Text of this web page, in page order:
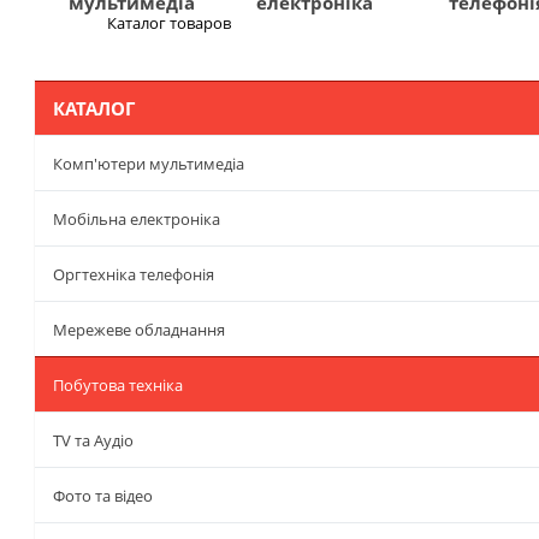
Каталог товаров
КАТАЛОГ
Комп'ютери мультимедіа
Мобільна електроніка
Оргтехніка телефонія
Мережеве обладнання
Побутова техніка
TV та Аудіо
Фото та відео